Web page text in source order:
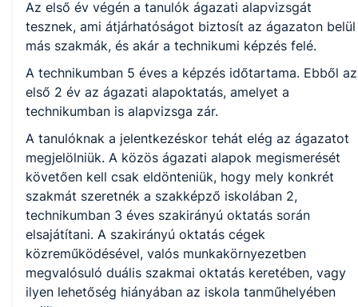
Turizmus-vendéglátás
Az első év végén a tanulók ágazati alapvizsgát
tesznek, ami átjárhatóságot biztosít az ágazaton belül
más szakmák, és akár a technikumi képzés felé.
A technikumban 5 éves a képzés időtartama. Ebből az
első 2 év az ágazati alapoktatás, amelyet a
technikumban is alapvizsga zár.
A tanulóknak a jelentkezéskor tehát elég az ágazatot
megjelölniük. A közös ágazati alapok megismerését
követően kell csak eldönteniük, hogy mely konkrét
szakmát szeretnék a szakképző iskolában 2,
technikumban 3 éves szakirányú oktatás során
elsajátítani. A szakirányú oktatás cégek
közreműködésével, valós munkakörnyezetben
megvalósuló duális szakmai oktatás keretében, vagy
ilyen lehetőség hiányában az iskola tanműhelyében